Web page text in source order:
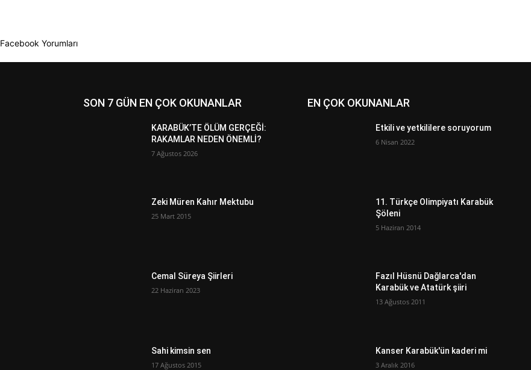
Facebook Yorumları
SON 7 GÜN EN ÇOK OKUNANLAR
KARABÜK’TE ÖLÜM GERÇEĞİ:
RAKAMLAR NEDEN ÖNEMLİ?
7 Ağustos 2026
Zeki Müren Kahır Mektubu
25 Mart 2015
Cemal Süreya Şiirleri
22 Haziran 2023
Sahi kimsin sen
17 Ağustos 2015
EN ÇOK OKUNANLAR
Etkili ve yetkililere soruyorum
6 Nisan 2022
11. Türkçe Olimpiyatı Karabük
Şöleni
5 Haziran 2014
Fazıl Hüsnü Dağlarca'dan
Karabük ve Atatürk şiiri
13 Ağustos 2011
Kanser Karabük'ün kaderi mi
3 Aralık 2016